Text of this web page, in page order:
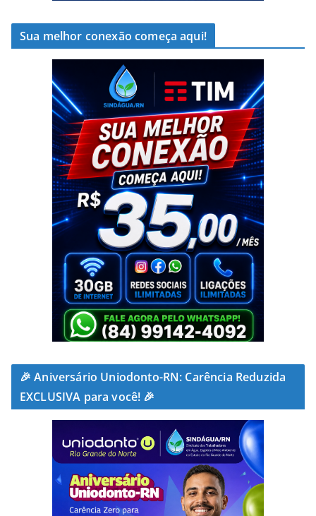
Sua melhor conexão começa aqui!
🎉 Aniversário Uniodonto-RN: Carência Reduzida
EXCLUSIVA para você! 🎉